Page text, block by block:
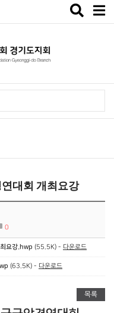
Toggle
대회 개최요강
0
요강.hwp (55.5K) - 다운로드
(63.5K) - 다운로드
목록